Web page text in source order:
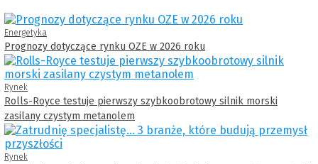
Energetyka
Prognozy dotyczące rynku OZE w 2026 roku
Rynek
Rolls-Royce testuje pierwszy szybkoobrotowy silnik morski
zasilany czystym metanolem
Rynek